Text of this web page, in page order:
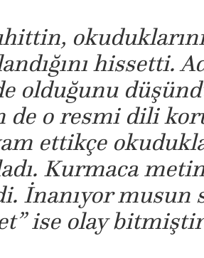
hissetti.
olduğunu
de o resmi dili
ettikçe
Kurmaca
İnanıyor musun
ise olay